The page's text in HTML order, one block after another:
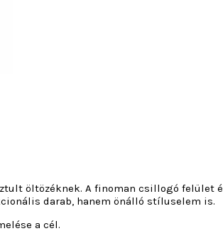
öltözéknek. A finoman csillogó felület
darab, hanem önálló stíluselem is.
a cél.